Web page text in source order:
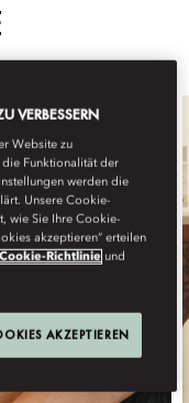
VERBESSERN
Website zu
die Funktionalität der
werden die
Unsere Cookie-
wie Sie Ihre Cookie-
akzeptieren“ erteilen
Richtlinie und
AKZEPTIEREN